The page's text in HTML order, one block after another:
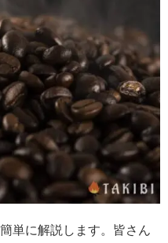
単に解説します。皆さん